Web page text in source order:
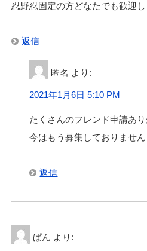
忍野忍固定の方どなたでも歓迎し
返信
匿名 より:
2021年1月6日 5:10 PM
たくさんのフレンド申請あ
今はもう募集しておりません
返信
ぱん より: